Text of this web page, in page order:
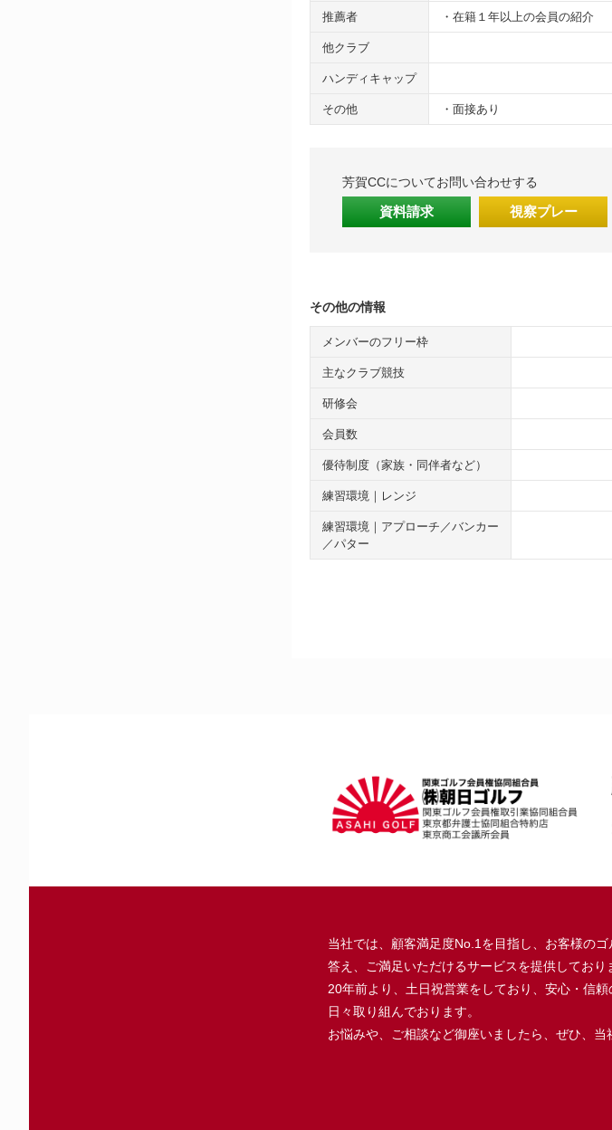
推薦者 ・在籍１年以上の会員の紹介
他クラブ
ハンディキャップ
その他 ・面接あり
芳賀CCについてお問い合わせする
資料請求 視察プレー
その他の情報
メンバーのフリー枠
主なクラブ競技
研修会
会員数
優待制度（家族・同伴者など）
練習環境｜レンジ
練習環境｜アプローチ／バンカー
／パター
当社では、顧客満足度No.1を目指し、お客様の
答え、ご満足いただけるサービスを提供しており
20年前より、土日祝営業をしており、安心・信
日々取り組んでおります。
お悩みや、ご相談など御座いましたら、ぜひ、当